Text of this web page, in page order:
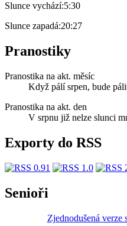
Slunce vychází:5:30
Slunce zapadá:20:27
Pranostiky
Pranostika na akt. měsíc
Když pálí srpen, bude
Pranostika na akt. den
V srpnu již nelze slunci
Exporty do RSS
Senioři
Zjednodušená verze